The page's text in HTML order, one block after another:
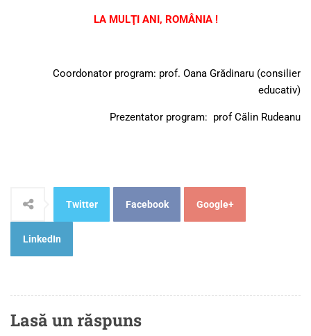
LA MULŢI ANI, ROMÂNIA !
Coordonator program: prof. Oana Grădinaru (consilier
educativ)
Prezentator program: prof Călin Rudeanu
Twitter Facebook Google+
LinkedIn
Lasă un răspuns